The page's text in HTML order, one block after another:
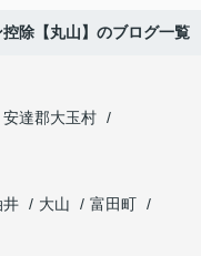
除【丸山】のブログ一覧
安達郡大玉村
井 大山
富田町